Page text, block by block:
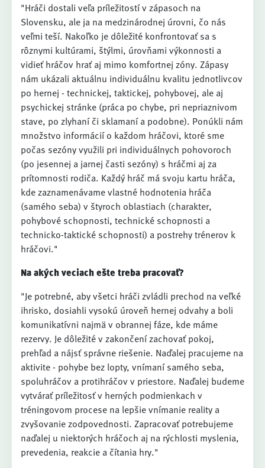
"Hráči dostali veľa príležitostí v zápasoch na
Slovensku, ale ja na medzinárodnej úrovni, čo nás
veľmi teší. Nakoľko je dôležité konfrontovať sa s
rôznymi kultúrami, štýlmi, úrovňami výkonnosti a
vidieť hráčov hrať aj mimo komfortnej zóny. Zápasy
nám ukázali aktuálnu individuálnu kvalitu jednotlivcov
po hernej - technickej, taktickej, pohybovej, ale aj
psychickej stránke (práca po chybe, pri nepriaznivom
stave, po zlyhaní či sklamaní a podobne). Ponúkli nám
množstvo informácií o každom hráčovi, ktoré sme
počas sezóny využili pri individuálnych pohovoroch
(po jesennej a jarnej časti sezóny) s hráčmi aj za
prítomnosti rodiča. Každý hráč má svoju kartu hráča,
kde zaznamenávame vlastné hodnotenia hráča
(samého seba) v štyroch oblastiach (charakter,
pohybové schopnosti, technické schopnosti a
technicko-taktické schopnosti) a postrehy trénerov k
hráčovi."
Na akých veciach ešte treba pracovať?
"Je potrebné, aby všetci hráči zvládli prechod na veľké
ihrisko, dosiahli vysokú úroveň hernej odvahy a boli
komunikatívni najmä v obrannej fáze, kde máme
rezervy. Je dôležité v zakončení zachovať pokoj,
prehľad a nájsť správne riešenie. Naďalej pracujeme na
aktivite - pohybe bez lopty, vnímaní samého seba,
spoluhráčov a protihráčov v priestore. Naďalej budeme
vytvárať príležitosť v herných podmienkach v
tréningovom procese na lepšie vnímanie reality a
zvyšovanie zodpovednosti. Zapracovať potrebujeme
naďalej u niektorých hráčoch aj na rýchlosti myslenia,
prevedenia, reakcie a čítania hry."